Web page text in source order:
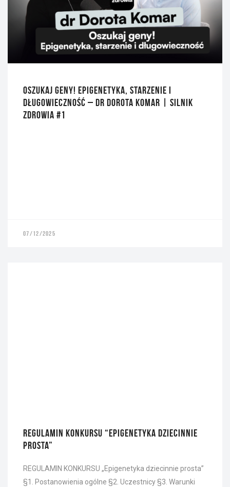
OSZUKAJ GENY! EPIGENETYKA, STARZENIE I
DŁUGOWIECZNOŚĆ – DR DOROTA KOMAR | SILNIK
ZDROWIA #1
07/12/2025
REGULAMIN KONKURSU “EPIGENETYKA DZIECINNIE
PROSTA”
REGULAMIN KONKURSU „Epigenetyka dziecinnie prosta”
§1. Postanowienia ogólne §2. Uczestnicy §3. Warunki